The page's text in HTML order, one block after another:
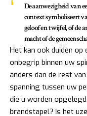
De aanwezigheid van
context symboliseert
geloof en twijfel, of de
macht of de
Het kan ook duiden
onbegrip binnen uw
anders dan de rest
spanning tussen uw
die u worden opgelegd.
brandstapel? Is het